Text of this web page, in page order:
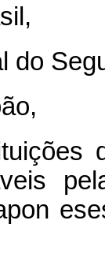
do